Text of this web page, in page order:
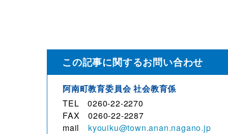
この記事に関するお問い合わせ
阿南町教育委員会 社会教育係
TEL 0260-22-2270
FAX 0260-22-2287
mail kyouiku@town.anan.nagano.jp